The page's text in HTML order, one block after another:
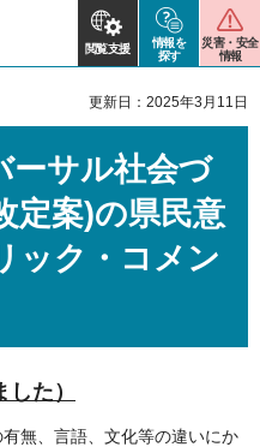
閲覧支援
情報を
探す
災害・安全
情報
更新日：2025年3月11日
ーサル社会づ
定案)の県民意
ック・コメン
た）
無、言語、文化等の違いにか